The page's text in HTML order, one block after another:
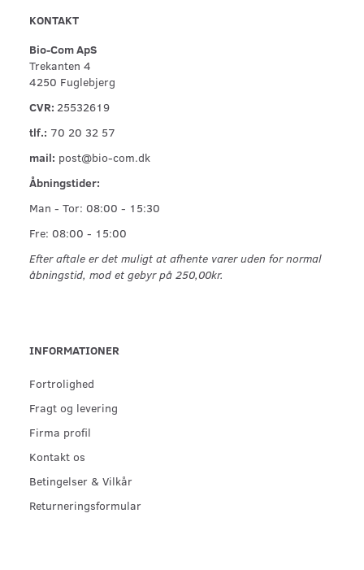
KONTAKT
Bio-Com ApS
Trekanten 4
4250 Fuglebjerg
CVR: 25532619
tlf.: 70 20 32 57
mail: post@bio-com.dk
Åbningstider:
Man - Tor: 08:00 - 15:30
Fre: 08:00 - 15:00
Efter aftale er det muligt at afhente varer uden for normal
åbningstid, mod et gebyr på 250,00kr.
INFORMATIONER
Fortrolighed
Fragt og levering
Firma profil
Kontakt os
Betingelser & Vilkår
Returneringsformular